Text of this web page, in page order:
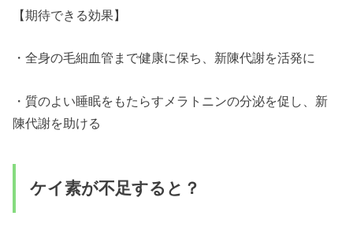
【期待できる効果】
・全身の毛細血管まで健康に保ち、新陳代謝を活発に
・質のよい睡眠をもたらすメラトニンの分泌を促し、新
陳代謝を助ける
ケイ素が不足すると？